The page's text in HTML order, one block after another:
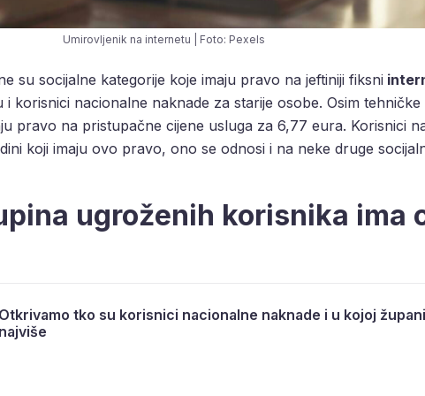
Umirovljenik na internetu | Foto: Pexels
su socijalne kategorije koje imaju pravo na jeftiniji fiksni
i korisnici nacionalne naknade za starije osobe. Osim tehničke
pravo na pristupačne cijene usluga za 6,77 eura. Korisnici
koji imaju ovo pravo, ono se odnosi i na neke druge
ugroženih korisnika ima
Otkrivamo tko su korisnici nacionalne naknade i u kojoj
najviše